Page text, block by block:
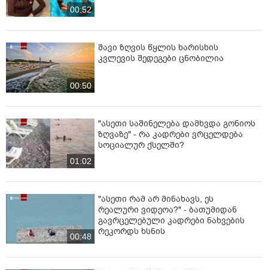
00:52
00:50
შავი ზღვის წყლის ხარისხის
კვლევის შედეგები ცნობილია
01:02
"ასეთი საშინელება დამხვდა გონიოს
ზღვაზე" - რა კადრები ვრცელდება
სოციალურ ქსელში?
00:48
"ასეთი რამ არ მინახავს, ეს
რეალური ვიდეოა?" - ბათუმიდან
გავრცელებული კადრები ნახვების
რეკორდს ხსნის